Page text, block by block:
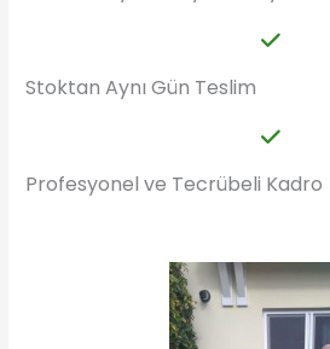
Stoktan Aynı Gün Teslim
Profesyonel ve Tecrübeli Kadro